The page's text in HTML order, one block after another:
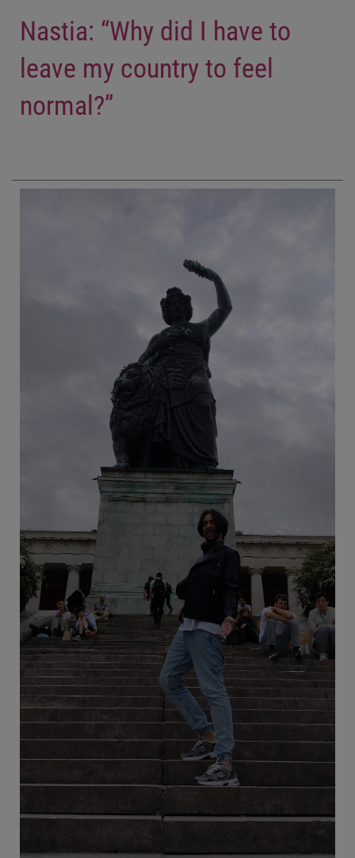
Nastia: “Why did I have to
leave my country to feel
normal?”